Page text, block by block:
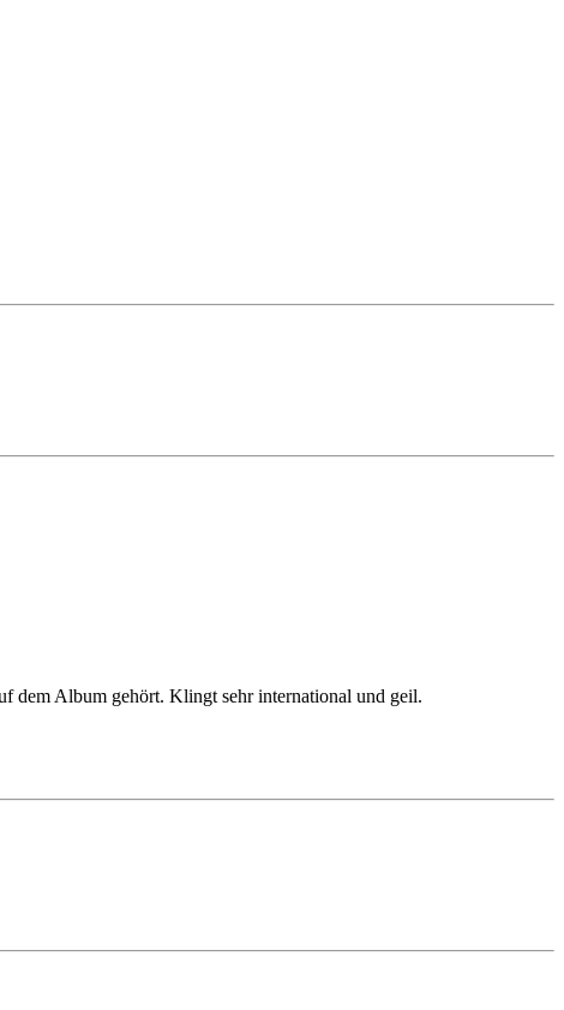
dem Album gehört. Klingt sehr international und geil.